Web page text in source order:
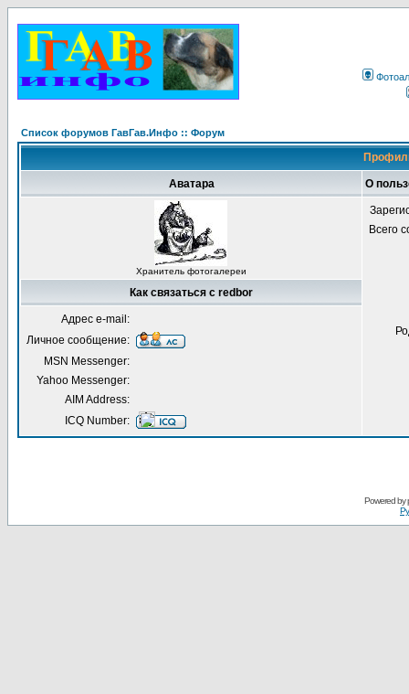
Список форумов ГавГав.Инфо :: Форум
Аватара О
Хранитель фотогалереи
Всего
Как связаться с redbor
Адрес e-mail:
Личное сообщение:
MSN Messenger:
Yahoo Messenger:
AIM Address:
ICQ Number:
Powered by